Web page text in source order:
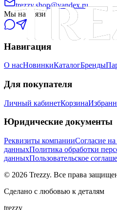
trezzy.shop@yandex.ru
Мы на связи
Навигация
О насНовинкиКаталогБренды
Для покупателя
Личный кабинетКорзина
Юридические документы
Реквизиты компанииСогласие
данныхПолитика обработки
данныхПользовательское
© 2026 Trezzy. Все права
Сделано с любовью к деталям
trezzy